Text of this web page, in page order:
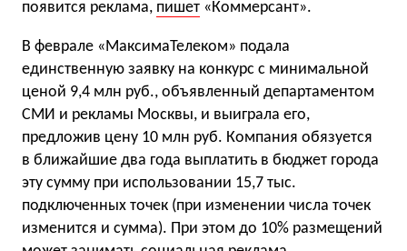
появится реклама, пишет «Коммерсант».
В феврале «МаксимаТелеком» подала
единственную заявку на конкурс с минимальной
ценой 9,4 млн руб., объявленный департаментом
СМИ и рекламы Москвы, и выиграла его,
предложив цену 10 млн руб. Компания обязуется
в ближайшие два года выплатить в бюджет города
эту сумму при использовании 15,7 тыс.
подключенных точек (при изменении числа точек
изменится и сумма). При этом до 10% размещений